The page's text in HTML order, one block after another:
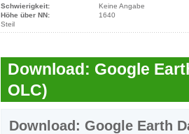
Schwierigkeit:
Keine Angabe
Höhe über NN:
1640
Steil
Download: Google
OLC)
Download: Google Earth